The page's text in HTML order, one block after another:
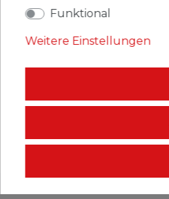
Ausgabejahr: 1977
Funktional
Weitere Einstellungen